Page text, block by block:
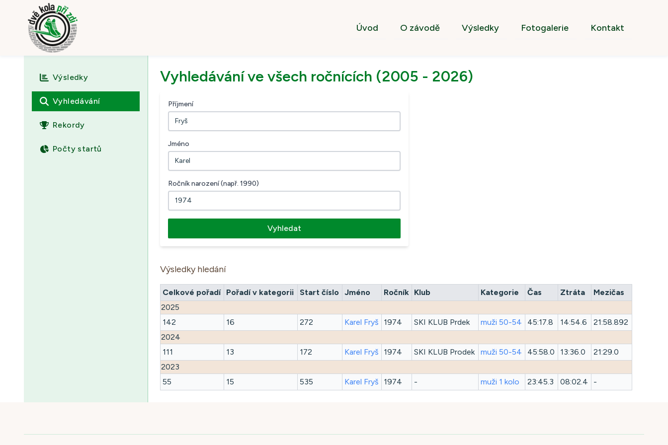
Úvod O závodě Výsledky Fotogalerie Kontakt
Výsledky
Vyhledávání
Rekordy
Počty startů
Vyhledávání ve všech ročnících (2005 - 2026)
Příjmení
Jméno
Ročník narození (např. 1990)
Vyhledat
Výsledky hledání
Celkové pořadí Pořadí v kategorii Start číslo Jméno Ročník Klub Kategorie Čas Ztráta
Mezičas
2025
142
16 272 Karel Fryš 1974 SKI KLUB Prdek muži 50-54 45:17.8 14:54.6
21:58.892
2024
111
13 172 Karel Fryš 1974 SKI KLUB Prodek muži 50-54 45:58.0 13:36.0
21:29.0
2023
55
15 535 Karel Fryš 1974 - muži 1 kolo 23:45.3 08:02.4 -